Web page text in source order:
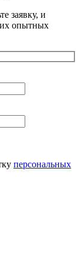
заявку, и
опытных
персональных